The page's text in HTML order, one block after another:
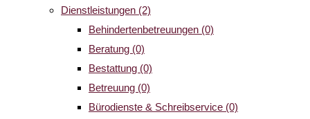
Dienstleistungen (2)
Behindertenbetreuungen (0)
Beratung (0)
Bestattung (0)
Betreuung (0)
Bürodienste & Schreibservice (0)